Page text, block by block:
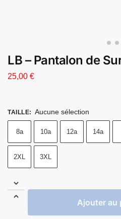
LB – Pantalon de
25,00 €
TAILLE: Aucune sélection
8a 10a 12a 14a
2XL 3XL
Ajouter au